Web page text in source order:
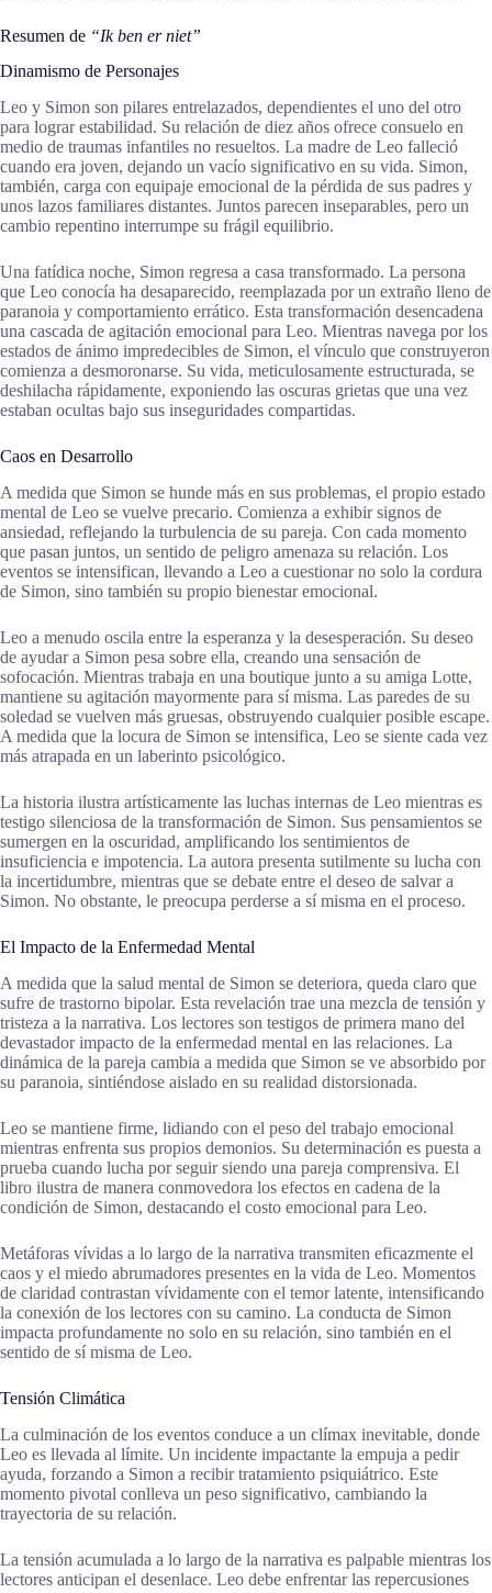
Resumen de “Ik ben er niet”
Dinamismo de Personajes
Leo y Simon son pilares entrelazados, dependientes el uno del otro
para lograr estabilidad. Su relación de diez años ofrece consuelo en
medio de traumas infantiles no resueltos. La madre de Leo falleció
cuando era joven, dejando un vacío significativo en su vida. Simon,
también, carga con equipaje emocional de la pérdida de sus padres y
unos lazos familiares distantes. Juntos parecen inseparables, pero un
cambio repentino interrumpe su frágil equilibrio.
Una fatídica noche, Simon regresa a casa transformado. La persona
que Leo conocía ha desaparecido, reemplazada por un extraño lleno de
paranoia y comportamiento errático. Esta transformación desencadena
una cascada de agitación emocional para Leo. Mientras navega por los
estados de ánimo impredecibles de Simon, el vínculo que construyeron
comienza a desmoronarse. Su vida, meticulosamente estructurada, se
deshilacha rápidamente, exponiendo las oscuras grietas que una vez
estaban ocultas bajo sus inseguridades compartidas.
Caos en Desarrollo
A medida que Simon se hunde más en sus problemas, el propio estado
mental de Leo se vuelve precario. Comienza a exhibir signos de
ansiedad, reflejando la turbulencia de su pareja. Con cada momento
que pasan juntos, un sentido de peligro amenaza su relación. Los
eventos se intensifican, llevando a Leo a cuestionar no solo la cordura
de Simon, sino también su propio bienestar emocional.
Leo a menudo oscila entre la esperanza y la desesperación. Su deseo
de ayudar a Simon pesa sobre ella, creando una sensación de
sofocación. Mientras trabaja en una boutique junto a su amiga Lotte,
mantiene su agitación mayormente para sí misma. Las paredes de su
soledad se vuelven más gruesas, obstruyendo cualquier posible escape.
A medida que la locura de Simon se intensifica, Leo se siente cada vez
más atrapada en un laberinto psicológico.
La historia ilustra artísticamente las luchas internas de Leo mientras es
testigo silenciosa de la transformación de Simon. Sus pensamientos se
sumergen en la oscuridad, amplificando los sentimientos de
insuficiencia e impotencia. La autora presenta sutilmente su lucha con
la incertidumbre, mientras que se debate entre el deseo de salvar a
Simon. No obstante, le preocupa perderse a sí misma en el proceso.
El Impacto de la Enfermedad Mental
A medida que la salud mental de Simon se deteriora, queda claro que
sufre de trastorno bipolar. Esta revelación trae una mezcla de tensión y
tristeza a la narrativa. Los lectores son testigos de primera mano del
devastador impacto de la enfermedad mental en las relaciones. La
dinámica de la pareja cambia a medida que Simon se ve absorbido por
su paranoia, sintiéndose aislado en su realidad distorsionada.
Leo se mantiene firme, lidiando con el peso del trabajo emocional
mientras enfrenta sus propios demonios. Su determinación es puesta a
prueba cuando lucha por seguir siendo una pareja comprensiva. El
libro ilustra de manera conmovedora los efectos en cadena de la
condición de Simon, destacando el costo emocional para Leo.
Metáforas vívidas a lo largo de la narrativa transmiten eficazmente el
caos y el miedo abrumadores presentes en la vida de Leo. Momentos
de claridad contrastan vívidamente con el temor latente, intensificando
la conexión de los lectores con su camino. La conducta de Simon
impacta profundamente no solo en su relación, sino también en el
sentido de sí misma de Leo.
Tensión Climática
La culminación de los eventos conduce a un clímax inevitable, donde
Leo es llevada al límite. Un incidente impactante la empuja a pedir
ayuda, forzando a Simon a recibir tratamiento psiquiátrico. Este
momento pivotal conlleva un peso significativo, cambiando la
trayectoria de su relación.
La tensión acumulada a lo largo de la narrativa es palpable mientras los
lectores anticipan el desenlace. Leo debe enfrentar las repercusiones